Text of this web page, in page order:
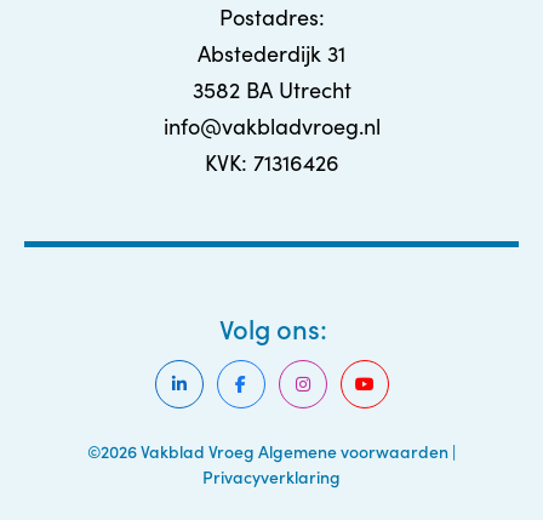
Postadres:
Abstederdijk 31
3582 BA Utrecht
info@vakbladvroeg.nl
KVK: 71316426
©2026 Vakblad Vroeg Algemene voorwaarden |
Privacyverklaring
Volg ons: